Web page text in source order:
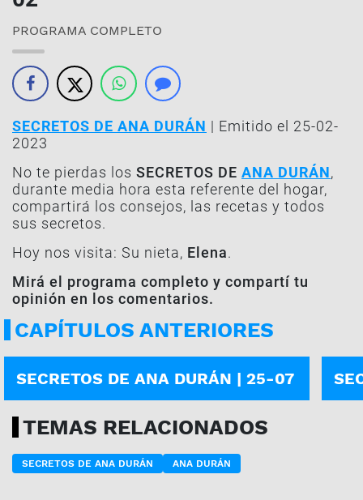
PROGRAMA COMPLETO
SECRETOS DE ANA DURÁN | Emitido el 25-02-
2023
No te pierdas los SECRETOS DE ANA DURÁN,
durante media hora esta referente del hogar,
compartirá los consejos, las recetas y todos
sus secretos.
Hoy nos visita: Su nieta, Elena.
Mirá el programa completo y compartí tu
opinión en los comentarios.
CAPÍTULOS ANTERIORES
PROGRAMA COMPLETO
SECRETOS DE ANA DURÁN | 25-07
TEMAS RELACIONADOS
SECRETOS DE ANA DURÁN ANA DURÁN